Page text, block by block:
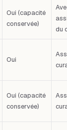
Oui (capacité
conservée)
du
Oui
Oui (capacité
conservée)